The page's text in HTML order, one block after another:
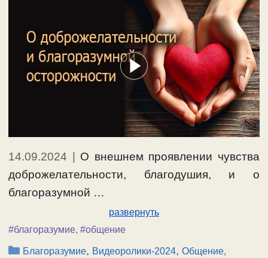
14.09.2024
О внешнем проявлении чувства
доброжелательности, благодушия, и о
благоразумной …
развернуть
#благоразумие, #общение
Рубрики
Благоразумие, Видеоролики-2024,Общение,